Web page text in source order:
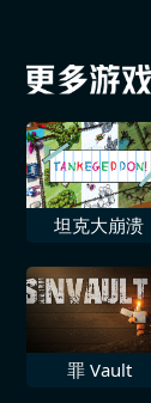
坦克大崩溃
罪 Vault